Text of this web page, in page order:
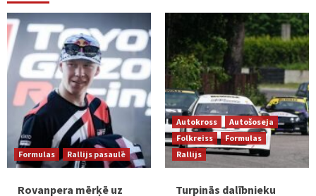
Formulas Rallijs pasaulē
Rovanpera mērķē uz
Autokross
Autošoseja
Folkreiss
Formulas
Rallijs
Turpinās dalībnieku